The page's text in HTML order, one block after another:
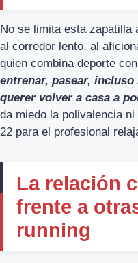
No se limita esta zapatilla
al corredor lento, al
quien combina deporte
entrenar, pasear,
querer volver a casa a
da miedo la polivalencia
22 para el profesional
La relación
frente a
running